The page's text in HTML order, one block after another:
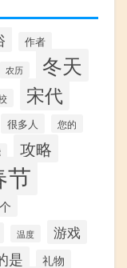
作者
农历 冬天
宋代
很多人 您的
攻略
节
温度 游戏
是 礼物